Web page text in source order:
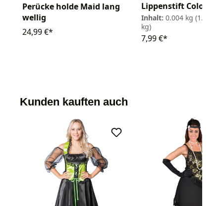
Perücke holde Maid lang
wellig
24,99 €*
Lippenstift Color 4g
Inhalt: 0.004 kg
kg)
7,99 €*
Kunden kauften auch